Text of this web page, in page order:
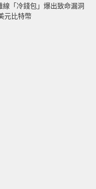
線「冷錢包」爆出致命漏洞
元比特幣